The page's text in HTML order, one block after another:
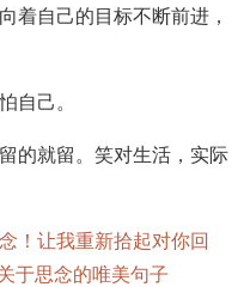
着自己的目标不断前进，
自己。
的就留。笑对生活，实际
！让我重新拾起对你回
于思念的唯美句子